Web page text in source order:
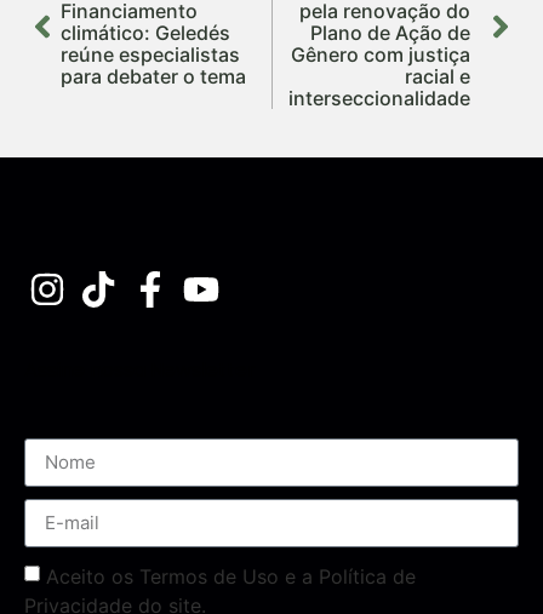
Financiamento
climático: Geledés
reúne especialistas
para debater o tema
pela renovação do
Plano de Ação de
Gênero com justiça
racial e
interseccionalidade
Aceito os Termos de Uso e a Política de
Privacidade do site.